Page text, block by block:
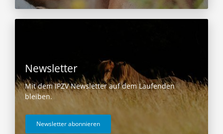
Newsletter
Mit dem IPZV Newsletter auf dem Laufenden
bleiben.
Newsletter abonnieren